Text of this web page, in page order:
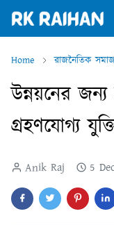
Home রাজনৈতিক
উন্নয়নের জন্য
গ্রহণযোগ্য
Anik Raj 5